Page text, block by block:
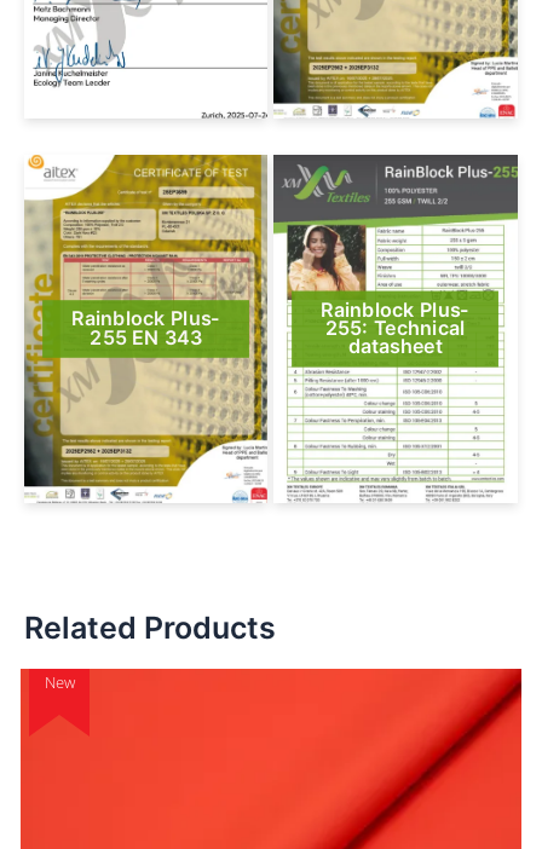
Rainblock Plus-
255 EN 343
Rainblock Plus-
255: Technical
datasheet
Related Products
New